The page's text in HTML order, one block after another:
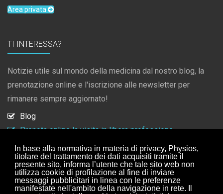
In base alla normativa in materia di privacy, Physios,
titolare del trattamento dei dati acquisiti tramite il
presente sito, informa l’utente che tale sito web non
utilizza cookie di profilazione al fine di inviare
messaggi pubblicitari in linea con le preferenze
manifestate nell'ambito della navigazione in rete. Il
Area privata
TI INTERESSA?
Notizie utile sul mondo della medicina dal nostro blog, la
prenotazione online e l'iscrizione alle newsletter per
rimanere sempre aggiornato!
Blog
Prenota online la visita in libera professione
Iscrizione newsletter
Collaborazioni